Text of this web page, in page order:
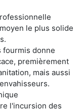
le plus solide
fourmis donne
premièrement
mais aussi
l'incursion des